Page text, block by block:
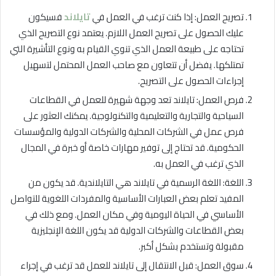
تصريح العمل: إذا كنت ترغب في العمل فيتايلاندفسيكون
عليك الحصول على تصريح العمل اللازم. يعتمد نوع التصريح الذي
تحتاجه على طبيعة العمل الذي تنوي القيام به ونوع التأشيرة التي
تمتلكها. يفضل أن تتعاون مع صاحب العمل المحتمل لتسهيل
إجراءات الحصول على التصريح.
فرص العمل: تايلاند تعد وجهة شهيرة للعمل في القطاعات
السياحية والتجارية والتعليمية والتكنولوجية. يمكنك العثور على
فرص عمل في الشركات المحلية والشركات الدولية والمؤسسات
الحكومية. قد تحتاج إلى توفير مهارات خاصة أو خبرة في المجال
الذي ترغب في العمل به.
اللغة: اللغة الرسمية في تايلاند هي التايلاندية. قد يكون من
المفيد تعلم بعض العبارات الأساسية والمفردات اللغوية للتواصل
الأساسي في الحياة اليومية وفي مكان العمل. ومع ذلك في
بعض القطاعات والشركات الدولية قد يكون اللغة الإنجليزية
مقبولة وتستخدم بشكل أكبر.
سوق العمل: قبل الانتقال إلى تايلاند للعمل قد ترغب في إجراء